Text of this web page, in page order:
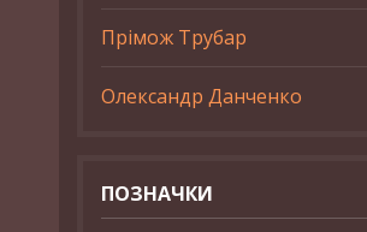
Прімож Трубар
Олександр Данченко
ПОЗНАЧКИ